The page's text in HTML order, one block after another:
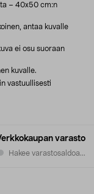
varasto
Hakee varastosaldoa...
– 40x50 cm:n
antaa kuvalle
ei osu suoraan
kuvalle.
vastuullisesti